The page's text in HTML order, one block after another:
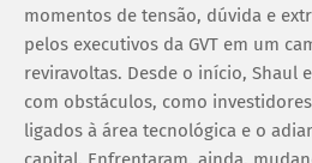
momentos de tensão, dúvida e
pelos executivos da GVT em um
reviravoltas. Desde o início, Shaul
com obstáculos, como
ligados à área tecnológica e o